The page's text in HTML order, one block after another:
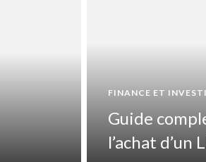
FINANCE ET
Guide
l’achat d’un